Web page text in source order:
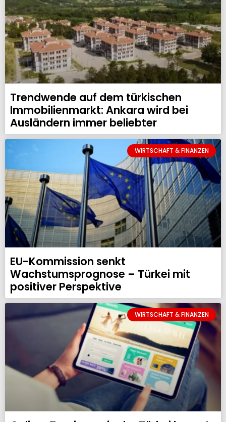
Trendwende auf dem türkischen
Immobilienmarkt: Ankara wird bei
Ausländern immer beliebter
WIRTSCHAFT & FINANZEN
EU-Kommission senkt
Wachstumsprognose – Türkei mit
positiver Perspektive
WIRTSCHAFT & FINANZEN